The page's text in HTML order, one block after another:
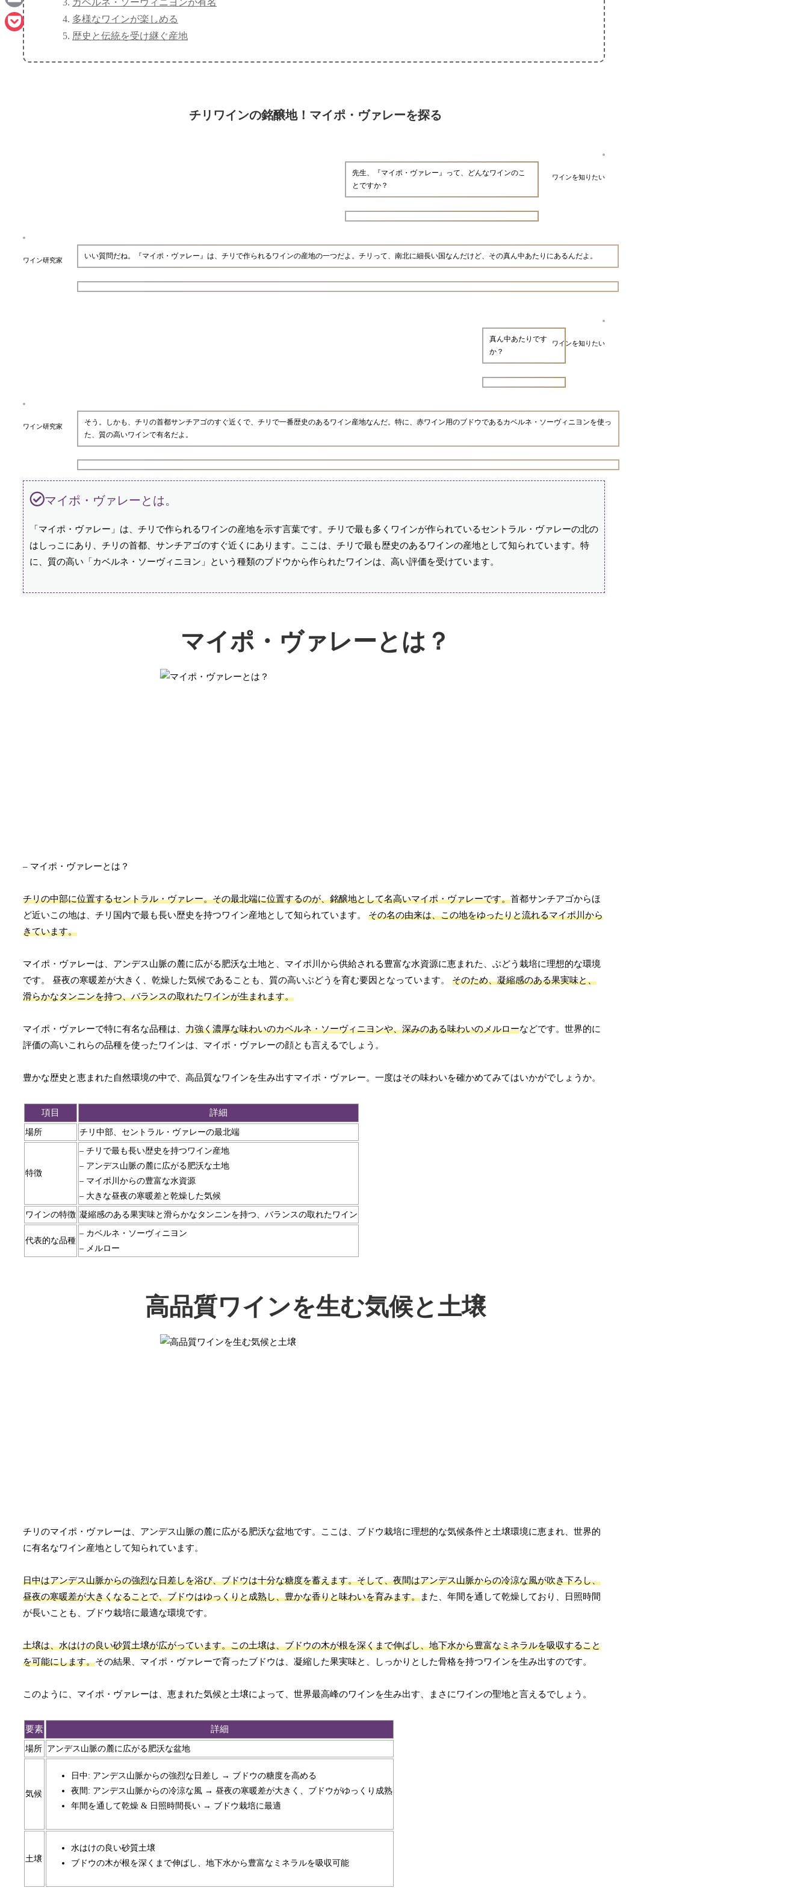
多様なワインが楽しめる
歴史と伝統を受け継ぐ産地
チリワインの銘醸地！マイポ・ヴァレーを探る
ワインを知りたい
先生、『マイポ・ヴァレー』って、どんなワインのこ
とですか？
ワイン研究家 いい質問だね。『マイポ・ヴァレー』は、チリで作られるワインの産地の一つだよ。チリって、南北に細長い国なんだけど、その真ん中あたりにあるんだよ。
ワインを知りたい
真ん中あたりです
か？
ワイン研究家
そう。しかも、チリの首都サンチアゴのすぐ近くで、チリで一番歴史のあるワイン産地なんだ。特に、赤ワイン用のブドウであるカベルネ・ソーヴィニヨンを使っ
た、質の高いワインで有名だよ。
マイポ・ヴァレーとは。
「マイポ・ヴァレー」は、チリで作られるワインの産地を示す言葉です。チリで最も多くワインが作られているセントラル・ヴァレーの北の
はしっこにあり、チリの首都、サンチアゴのすぐ近くにあります。ここは、チリで最も歴史のあるワインの産地として知られています。特
に、質の高い「カベルネ・ソーヴィニヨン」という種類のブドウから作られたワインは、高い評価を受けています。
マイポ・ヴァレーとは？
– マイポ・ヴァレーとは？
チリの中部に位置するセントラル・ヴァレー。その最北端に位置するのが、銘醸地として名高いマイポ・ヴァレーです。首都サンチアゴからほ
ど近いこの地は、チリ国内で最も長い歴史を持つワイン産地として知られています。 その名の由来は、この地をゆったりと流れるマイポ川から
きています。
マイポ・ヴァレーは、アンデス山脈の麓に広がる肥沃な土地と、マイポ川から供給される豊富な水資源に恵まれた、ぶどう栽培に理想的な環境
です。 昼夜の寒暖差が大きく、乾燥した気候であることも、質の高いぶどうを育む要因となっています。 そのため、凝縮感のある果実味と、
滑らかなタンニンを持つ、バランスの取れたワインが生まれます。
マイポ・ヴァレーで特に有名な品種は、 力強く濃厚な味わいのカベルネ・ソーヴィニヨンや、深みのある味わいのメルローなどです。世界的に
評価の高いこれらの品種を使ったワインは、マイポ・ヴァレーの顔とも言えるでしょう。
豊かな歴史と恵まれた自然環境の中で、高品質なワインを生み出すマイポ・ヴァレー。一度はその味わいを確かめてみてはいかがでしょうか。
項目 詳細
場所 チリ中部、セントラル・ヴァレーの最北端
特徴
– チリで最も長い歴史を持つワイン産地
– アンデス山脈の麓に広がる肥沃な土地
– マイポ川からの豊富な水資源
– 大きな昼夜の寒暖差と乾燥した気候
ワインの特徴 凝縮感のある果実味と滑らかなタンニンを持つ、バランスの取れたワイン
代表的な品種
– カベルネ・ソーヴィニヨン
– メルロー
高品質ワインを生む気候と土壌
チリのマイポ・ヴァレーは、アンデス山脈の麓に広がる肥沃な盆地です。ここは、ブドウ栽培に理想的な気候条件と土壌環境に恵まれ、世界的
に有名なワイン産地として知られています。
日中はアンデス山脈からの強烈な日差しを浴び、ブドウは十分な糖度を蓄えます。そして、夜間はアンデス山脈からの冷涼な風が吹き下ろし、
昼夜の寒暖差が大きくなることで、ブドウはゆっくりと成熟し、豊かな香りと味わいを育みます。また、年間を通して乾燥しており、日照時間
が長いことも、ブドウ栽培に最適な環境です。
土壌は、水はけの良い砂質土壌が広がっています。この土壌は、ブドウの木が根を深くまで伸ばし、地下水から豊富なミネラルを吸収すること
を可能にします。その結果、マイポ・ヴァレーで育ったブドウは、凝縮した果実味と、しっかりとした骨格を持つワインを生み出すのです。
このように、マイポ・ヴァレーは、恵まれた気候と土壌によって、世界最高峰のワインを生み出す、まさにワインの聖地と言えるでしょう。
要素 詳細
場所 アンデス山脈の麓に広がる肥沃な盆地
気候
日中: アンデス山脈からの強烈な日差し → ブドウの糖度を高める
夜間: アンデス山脈からの冷涼な風 → 昼夜の寒暖差が大きく、ブドウがゆっくり成熟
年間を通して乾燥 & 日照時間長い → ブドウ栽培に最適
土壌
水はけの良い砂質土壌
ブドウの木が根を深くまで伸ばし、地下水から豊富なミネラルを吸収可能
Email
Pocket